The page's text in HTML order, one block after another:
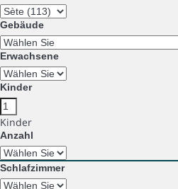
Gebäude
Erwachsene
Kinder
Kinder
Anzahl
Schlafzimmer